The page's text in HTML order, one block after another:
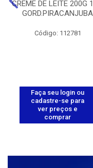
CREME DE LEITE 200G
GORD.PIRACANJUBA
Código: 112781
Faça seu login ou
cadastre-se para
ver preços e
comprar